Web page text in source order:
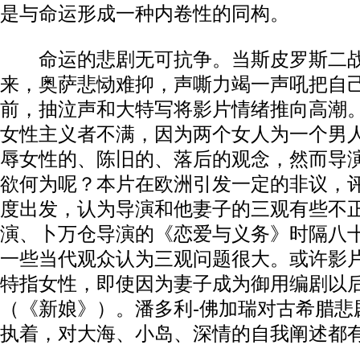
是与命运形成一种内卷性的同构。
命运的悲剧无可抗争。当斯皮罗斯二
来，奥萨悲恸难抑，声嘶力竭一声吼把自
前，抽泣声和大特写将影片情绪推向高潮
女性主义者不满，因为两个女人为一个男
辱女性的、陈旧的、落后的观念，然而导
欲何为呢？本片在欧洲引发一定的非议，
度出发，认为导演和他妻子的三观有些不
演、卜万仓导演的《恋爱与义务》时隔八
一些当代观众认为三观问题很大。或许影
特指女性，即使因为妻子成为御用编剧以
（《新娘》）。潘多利-佛加瑞对古希腊
执着，对大海、小岛、深情的自我阐述都